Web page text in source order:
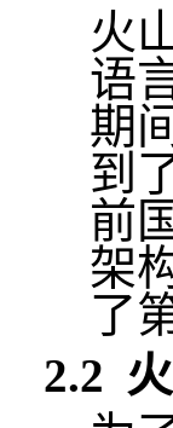
火
语
期
到
前
架
了
2.2